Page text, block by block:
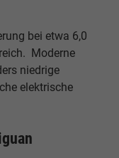
bei etwa 6,0
Moderne
niedrige
elektrische